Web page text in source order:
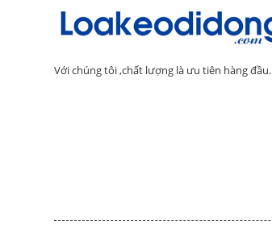
Với chúng tôi ,chất lượng là ưu tiên hàng đầu.